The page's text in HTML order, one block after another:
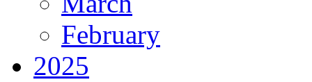
February
2025